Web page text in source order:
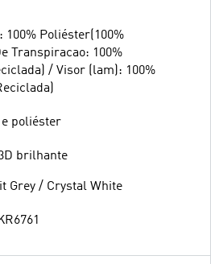
Poliéster(100%
Transpiracao: 100%
/ Visor (lam): 100%
poliéster
brilhante
Grey / Crystal White